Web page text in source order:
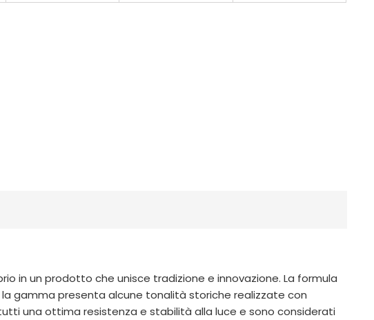
in un prodotto che unisce tradizione e innovazione. La formula
gamma presenta alcune tonalità storiche realizzate con
una ottima resistenza e stabilità alla luce e sono considerati